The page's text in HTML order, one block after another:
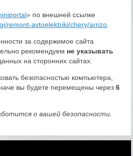
» по внешней ссылке
remont-avtoelektriki/chery/arrizo
за содержимое сайта
рекомендуем не указывать
на сторонних сайтах.
безопасностью компьютера,
вы будете перемещены через6
о вашей безопасности.